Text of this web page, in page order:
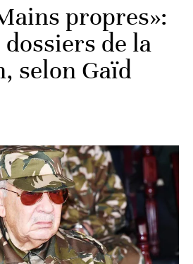
propres»:
de la
selon Gaïd